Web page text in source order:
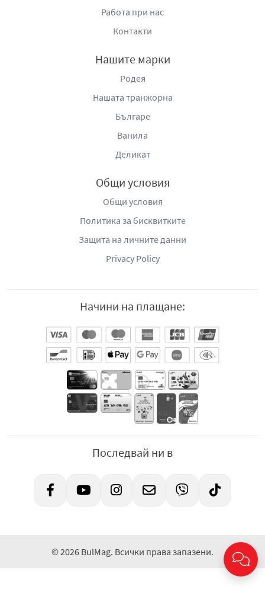
Работа при нас
Контакти
Нашите марки
Родея
Нашата транжорна
Българе
Ванила
Деликат
Общи условия
Общи условия
Политика за бисквитките
Защита на личните данни
Privacy Policy
Начини на плащане:
Последвай ни в
© 2026 BulMag. Всички права запазени.